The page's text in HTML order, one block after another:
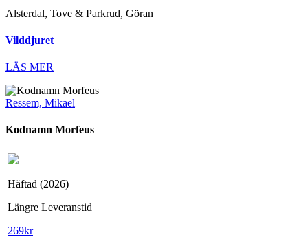
Alsterdal, Tove & Parkrud, Göran
Vilddjuret
LÄS MER
Ressem, Mikael
Kodnamn Morfeus
Häftad (2026)
Längre Leveranstid
269kr